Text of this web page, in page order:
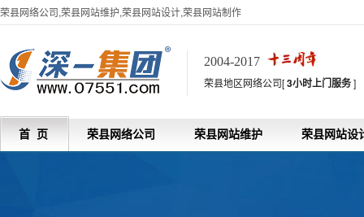
荣县网络公司,荣县网站维护,荣县网站设计,荣县网站制作
2004-2017
荣县地区网络公司[3小时上门服务]
首 页 荣县网络公司 荣县网站维护 荣县网站设